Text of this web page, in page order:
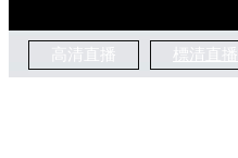
高清直播 標清直播